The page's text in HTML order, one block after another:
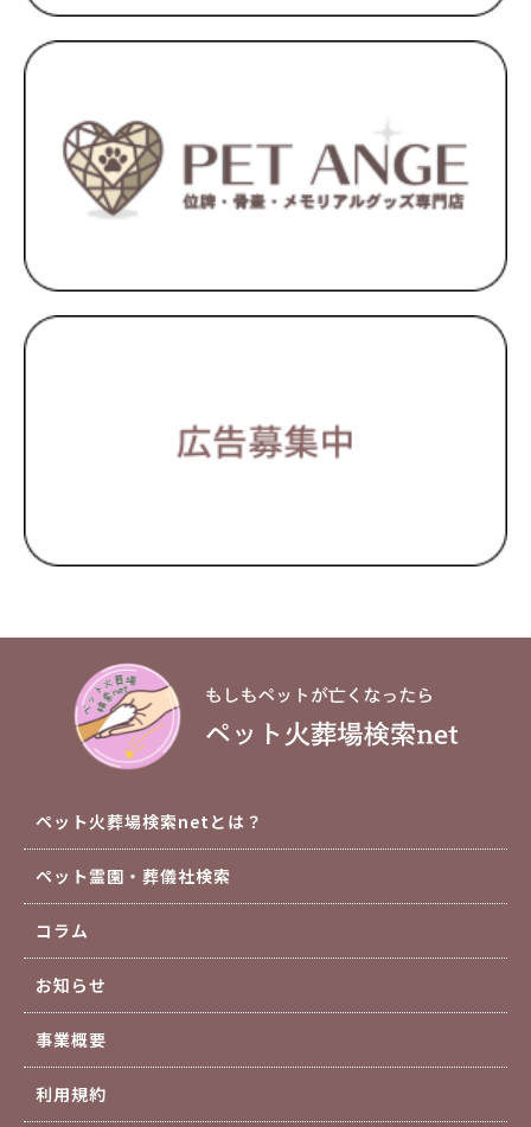
ペット火葬場検索netとは？
ペット霊園・葬儀社検索
コラム
お知らせ
事業概要
利用規約